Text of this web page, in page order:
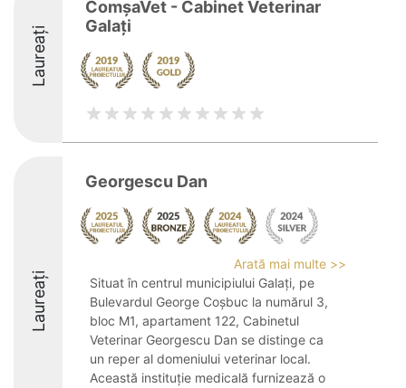
Laureați
ComșaVet - Cabinet Veterinar
Galați
Laureați
Georgescu Dan
Arată mai multe >>
Situat în centrul municipiului Galați, pe
Bulevardul George Coșbuc la numărul 3,
bloc M1, apartament 122, Cabinetul
Veterinar Georgescu Dan se distinge ca
un reper al domeniului veterinar local.
Această instituție medicală furnizează o